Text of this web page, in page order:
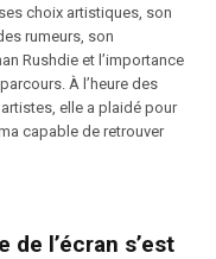
choix artistiques, son
rumeurs, son
Rushdie et l’importance
À l’heure des
elle a plaidé pour
capable de retrouver
de l’écran s’est